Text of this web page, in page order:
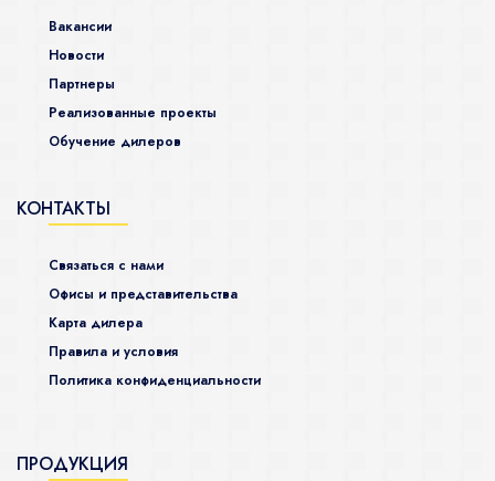
Вакансии
Новости
Партнеры
Реализованные проекты
Обучение дилеров
КОНТАКТЫ
Связаться с нами
Офисы и представительства
Карта дилера
Правила и условия
Политика конфиденциальности
ПРОДУКЦИЯ